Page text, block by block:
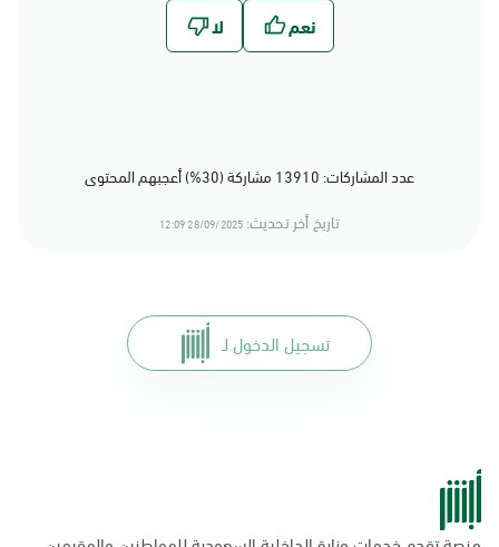
عدد المشاركات: 13910 مشاركة (30%) أعجبهم المحتوى
تاريخ أخر تحديث: 28/09/2025 12:09
تسجيل الدخول لـ